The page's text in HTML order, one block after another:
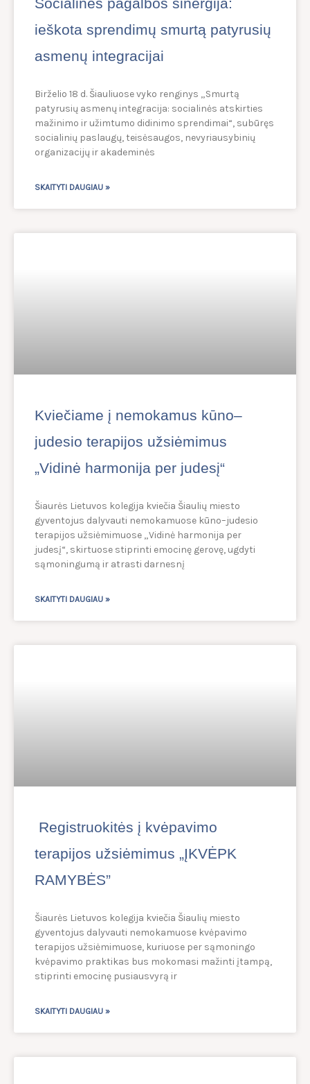
ieškota sprendimų smurtą patyrusių
asmenų integracijai
Birželio 18 d. Šiauliuose vyko renginys „Smurtą
patyrusių asmenų integracija: socialinės atskirties
mažinimo ir užimtumo didinimo sprendimai“, subūręs
socialinių paslaugų, teisėsaugos, nevyriausybinių
organizacijų ir akademinės
SKAITYTI DAUGIAU »
Kviečiame į nemokamus kūno–
judesio terapijos užsiėmimus
„Vidinė harmonija per judesį“
Šiaurės Lietuvos kolegija kviečia Šiaulių miesto
gyventojus dalyvauti nemokamuose kūno–judesio
terapijos užsiėmimuose „Vidinė harmonija per
judesį“, skirtuose stiprinti emocinę gerovę, ugdyti
sąmoningumą ir atrasti darnesnį
SKAITYTI DAUGIAU »
Registruokitės į kvėpavimo
terapijos užsiėmimus „ĮKVĖPK
RAMYBĖS”
Šiaurės Lietuvos kolegija kviečia Šiaulių miesto
gyventojus dalyvauti nemokamuose kvėpavimo
terapijos užsiėmimuose, kuriuose per sąmoningo
kvėpavimo praktikas bus mokomasi mažinti įtampą,
stiprinti emocinę pusiausvyrą ir
SKAITYTI DAUGIAU »